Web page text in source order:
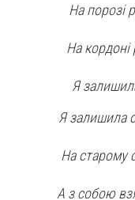
На порозі
На кордоні
Я
Я залишила
На старому
А з собою